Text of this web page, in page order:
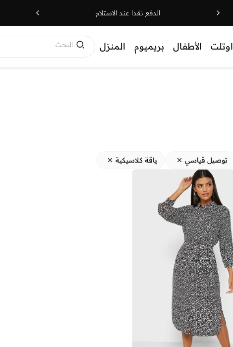
الدفع نقدا عند الاستلام
اوتلت الأطفال بريميوم المنزل البحث
توصيل قياسي ياقة كلاسيكية